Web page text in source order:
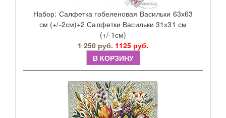
Набор: Салфетка гобеленовая Васильки 63х63
см (+/-2см)+2 Салфетки Васильки 31х31 см
(+/-1см)
1 250 руб. 1125 руб.
В КОРЗИНУ